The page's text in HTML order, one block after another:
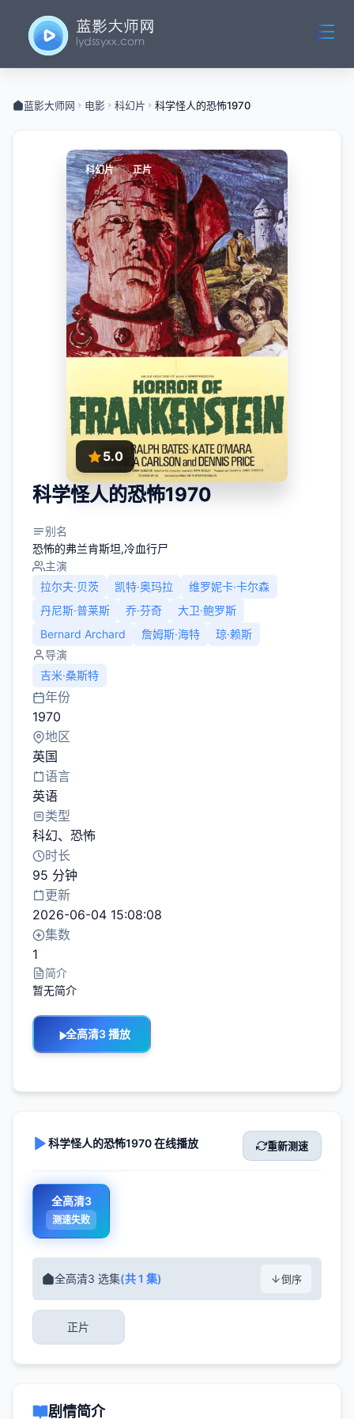
蓝影大师网 电影 科幻片 科学怪人的恐怖1970
科幻片 正片
5.0
科学怪人的恐怖1970
别名
恐怖的弗兰肯斯坦,冷血行尸
主演
拉尔夫·贝茨
凯特·奥玛拉
维罗妮卡·卡尔森
丹尼斯·普莱斯
乔·芬奇
大卫·鲍罗斯
Bernard Archard
詹姆斯·海特
琼·赖斯
导演
吉米·桑斯特
年份
1970
地区
英国
语言
英语
类型
科幻、 恐怖
时长
95 分钟
更新
2026-06-04 15:08:08
集数
1
简介
暂无简介
全高清3 播放
科学怪人的恐怖1970 在线播放 重新测速
全高清3
测速失败
全高清3 选集(共 1 集) 倒序
正片
剧情简介